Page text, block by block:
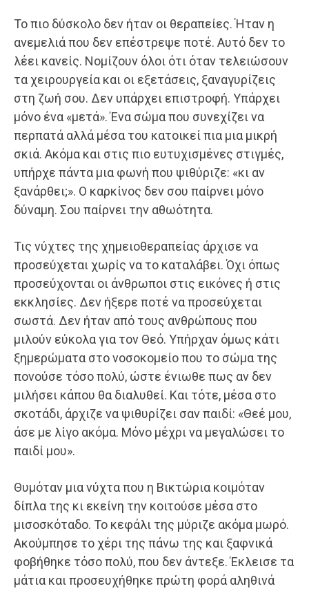
Το πιο δύσκολο δεν ήταν οι θεραπείες. Ήταν η
ανεμελιά που δεν επέστρεψε ποτέ. Αυτό δεν το
λέει κανείς. Νομίζουν όλοι ότι όταν τελειώσουν
τα χειρουργεία και οι εξετάσεις, ξαναγυρίζεις
στη ζωή σου. Δεν υπάρχει επιστροφή. Υπάρχει
μόνο ένα «μετά». Ένα σώμα που συνεχίζει να
περπατά αλλά μέσα του κατοικεί πια μια μικρή
σκιά. Ακόμα και στις πιο ευτυχισμένες στιγμές,
υπήρχε πάντα μια φωνή που ψιθύριζε: «κι αν
ξανάρθει;». Ο καρκίνος δεν σου παίρνει μόνο
δύναμη. Σου παίρνει την αθωότητα.
Τις νύχτες της χημειοθεραπείας άρχισε να
προσεύχεται χωρίς να το καταλάβει. Όχι όπως
προσεύχονται οι άνθρωποι στις εικόνες ή στις
εκκλησίες. Δεν ήξερε ποτέ να προσεύχεται
σωστά. Δεν ήταν από τους ανθρώπους που
μιλούν εύκολα για τον Θεό. Υπήρχαν όμως κάτι
ξημερώματα στο νοσοκομείο που το σώμα της
πονούσε τόσο πολύ, ώστε ένιωθε πως αν δεν
μιλήσει κάπου θα διαλυθεί. Και τότε, μέσα στο
σκοτάδι, άρχιζε να ψιθυρίζει σαν παιδί: «Θεέ μου,
άσε με λίγο ακόμα. Μόνο μέχρι να μεγαλώσει το
παιδί μου».
Θυμόταν μια νύχτα που η Βικτώρια κοιμόταν
δίπλα της κι εκείνη την κοιτούσε μέσα στο
μισοσκόταδο. Το κεφάλι της μύριζε ακόμα μωρό.
Ακούμπησε το χέρι της πάνω της και ξαφνικά
φοβήθηκε τόσο πολύ, που δεν άντεξε. Έκλεισε τα
μάτια και προσευχήθηκε πρώτη φορά αληθινά